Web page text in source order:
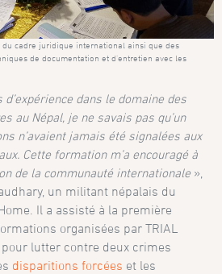
du cadre juridique international ainsi que des
de documentation et d’entretien avec les
dans le domaine des
au Népal, je ne savais pas qu’un
n’avaient jamais été signalées aux
Cette formation m’a encouragé à
de la communauté internationale »,
un militant népalais du
Il a assisté à la première
organisées par TRIAL
lutter contre deux crimes
disparitions forcées et les